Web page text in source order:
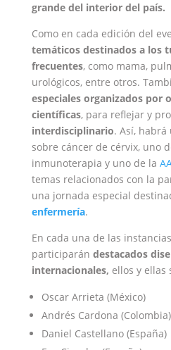
grande del interior del país.
Como en cada edición del
temáticos destinados a los
frecuentes, como mama,
urológicos, entre otros.
especiales organizados por
científicas, para reflejar y
interdisciplinario. Así,
sobre cáncer de cérvix, uno
inmunoterapia y uno de la
temas relacionados con la
una jornada especial
enfermería.
En cada una de las
participarán destacados
internacionales, ellos y ellas
Oscar Arrieta (México)
Andrés Cardona (Colombia)
Daniel Castellano (España)